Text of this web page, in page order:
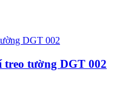
tường DGT 002